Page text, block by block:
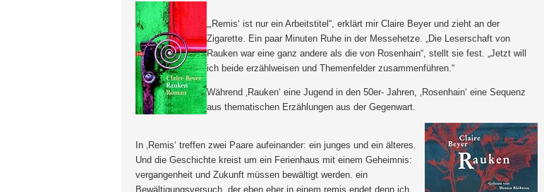
„‚Remis‘ ist nur ein Arbeitstitel“, erklärt mir Claire Beyer und zieht an der
Zigarette. Ein paar Minuten Ruhe in der Messehetze. „Die Leserschaft von
Rauken war eine ganz andere als die von Rosenhain“, stellt sie fest. „Jetzt will
ich beide erzählweisen und Themenfelder zusammenführen.“
Während ‚Rauken‘ eine Jugend in den 50er- Jahren, ‚Rosenhain‘ eine Sequenz
aus thematischen Erzählungen aus der Gegenwart.
In ‚Remis‘ treffen zwei Paare aufeinander: ein junges und ein älteres.
Und die Geschichte kreist um ein Ferienhaus mit einem Geheimnis:
vergangenheit und Zukunft müssen bewältigt werden. ein
Bewältigungsversuch, der eben eher in einem remis endet denn ich